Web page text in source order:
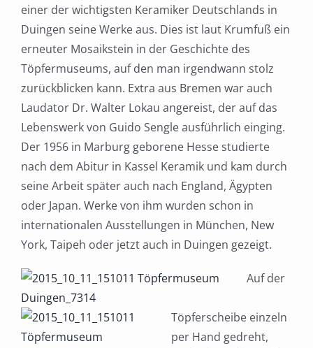
einer der wichtigsten Keramiker Deutschlands in
Duingen seine Werke aus. Dies ist laut Krumfuß ein
erneuter Mosaikstein in der Geschichte des
Töpfermuseums, auf den man irgendwann stolz
zurückblicken kann. Extra aus Bremen war auch
Laudator Dr. Walter Lokau angereist, der auf das
Lebenswerk von Guido Sengle ausführlich einging.
Der 1956 in Marburg geborene Hesse studierte
nach dem Abitur in Kassel Keramik und kam durch
seine Arbeit später auch nach England, Ägypten
oder Japan. Werke von ihm wurden schon in
internationalen Ausstellungen in München, New
York, Taipeh oder jetzt auch in Duingen gezeigt.
Auf der
Töpferscheibe einzeln
per Hand gedreht,